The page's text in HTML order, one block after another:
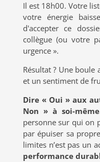
Il est 18h00. Votre
votre énergie
d'accepter ce
collègue (ou votre
urgence ».
Résultat ? Une
et un sentiment de
Dire « Oui » aux
Non » à soi-
personne sur qui on
par épuiser sa
limites n’est pas un
performance